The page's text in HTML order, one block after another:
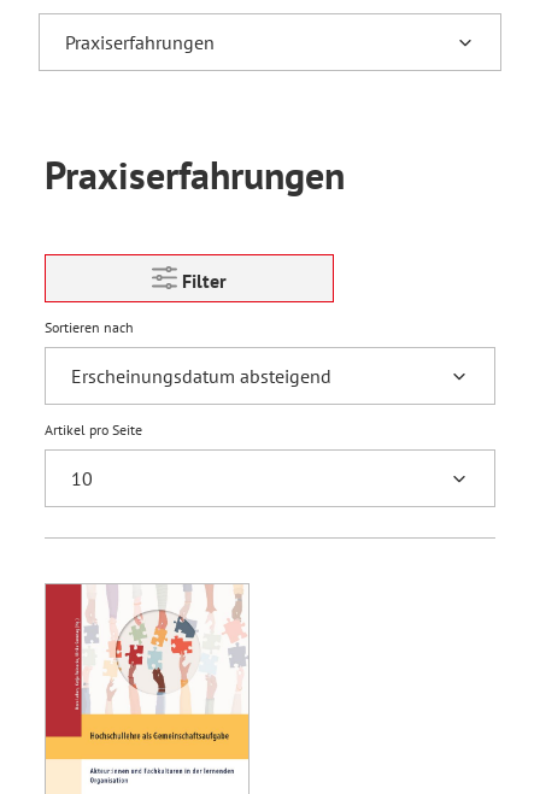
Praxiserfahrungen
Filter
Sortieren nach
Artikel pro Seite